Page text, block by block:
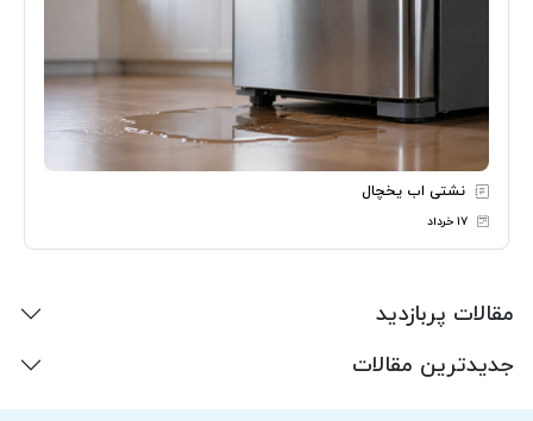
نشتی اب یخچال
۱۷ خرداد
مقالات پربازدید
جدیدترین مقالات